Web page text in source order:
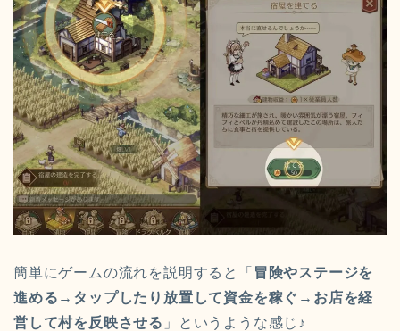
簡単にゲームの流れを説明すると「 冒険やステージを
進める→タップしたり放置して資金を稼ぐ→お店を経
営して村を反映させる 」というような感じ♪